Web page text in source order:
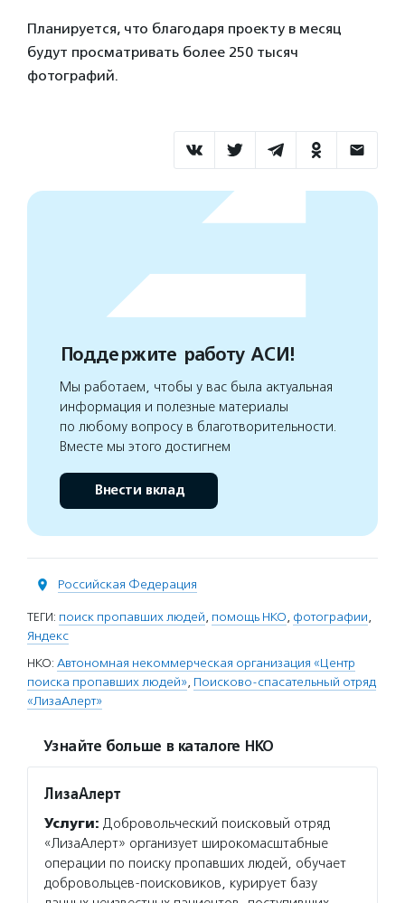
Планируется, что благодаря проекту в месяц
будут просматривать более 250 тысяч
фотографий.
Поддержите работу АСИ!
Мы работаем, чтобы у вас была актуальная
информация и полезные материалы
по любому вопросу в благотворительности.
Вместе мы этого достигнем
Внести вклад
Российская Федерация
ТЕГИ: поиск пропавших людей, помощь НКО, фотографии,
Яндекс
НКО: Автономная некоммерческая организация «Центр
поиска пропавших людей», Поисково-спасательный отряд
«ЛизаАлерт»
Узнайте больше в каталоге НКО
ЛизаАлерт
Услуги: Добровольческий поисковый отряд
«ЛизаАлерт» организует широкомасштабные
операции по поиску пропавших людей, обучает
добровольцев-поисковиков, курирует базу